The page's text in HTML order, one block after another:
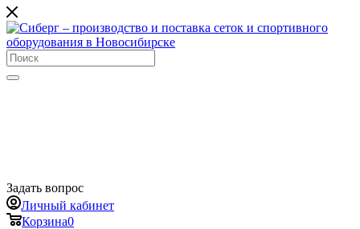
Задать вопрос
Личный кабинет
Корзина0